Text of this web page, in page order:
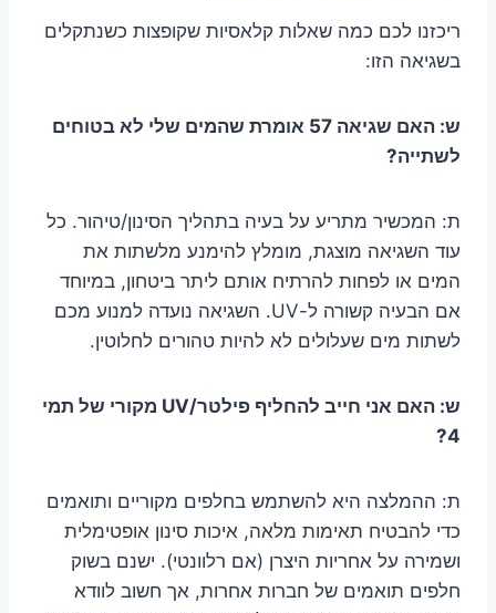
ריכזנו לכם כמה שאלות קלאסיות שקופצות כשנתקלים
בשגיאה הזו:
ש: האם שגיאה 57 אומרת שהמים שלי לא בטוחים
לשתייה?
ת: המכשיר מתריע על בעיה בתהליך הסינון/טיהור. כל
עוד השגיאה מוצגת, מומלץ להימנע מלשתות את
המים או לפחות להרתיח אותם ליתר ביטחון, במיוחד
אם הבעיה קשורה ל-UV. השגיאה נועדה למנוע מכם
לשתות מים שעלולים לא להיות טהורים לחלוטין.
ש: האם אני חייב להחליף פילטר/UV מקורי של תמי
4?
ת: ההמלצה היא להשתמש בחלפים מקוריים ותואמים
כדי להבטיח תאימות מלאה, איכות סינון אופטימלית
ושמירה על אחריות היצרן (אם רלוונטי). ישנם בשוק
חלפים תואמים של חברות אחרות, אך חשוב לוודא